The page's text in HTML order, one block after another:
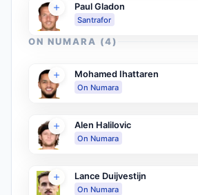
Paul Gladon
Santrafor
ON NUMARA (4)
Mohamed Ihattaren
On Numara
Alen Halilovic
On Numara
Lance Duijvestijn
On Numara